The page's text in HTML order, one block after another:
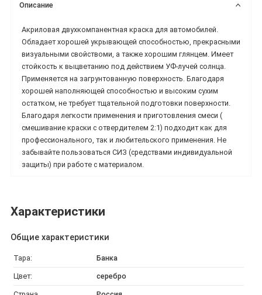
Описание
Акриловая двухкомпанентная краска для автомобилей.
Обладает хорошей укрывающей способностью, прекрасными
визуальными свойствоми, а также хорошим глянцем. Имеет
стойкость к выцветанию под действием УФ-лучей солнца.
Применяется на загрунтованную поверхность. Благодаря
хорошей наполняющей способностью и высоким сухим
остатком, не требует тщательной подготовки поверхности.
Благодаря легкости применения и приготовления смеси (
смешивание краски с отвердителем 2:1) подходит как для
профессионального, так и любительского применения. Не
забывайте пользоваться СИЗ (средствами индивидуальной
защиты) при работе с материалом.
Характеристики
Общие характеристики
Тара: Банка
Цвет: серебро